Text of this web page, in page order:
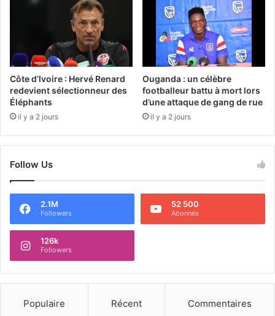
Côte d’Ivoire : Hervé Renard
redevient sélectionneur des
Éléphants
il y a 2 jours
Ouganda : un célèbre
footballeur battu à mort lors
d’une attaque de gang de rue
il y a 2 jours
Follow Us
2.1M
Followers
52 500
Abonnés
126k
Followers
Populaire Récent Commentaires